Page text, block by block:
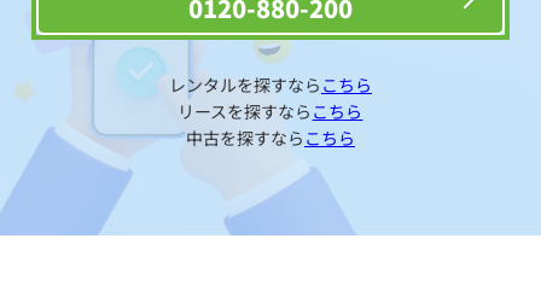
0120-880-200
レンタルを探すなら こちら
リースを探すなら こちら
中古を探すなら こちら